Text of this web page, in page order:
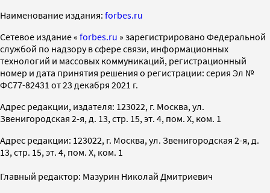
Наименование издания: forbes.ru
Cетевое издание « forbes.ru » зарегистрировано Федеральной
службой по надзору в сфере связи, информационных
технологий и массовых коммуникаций, регистрационный
номер и дата принятия решения о регистрации: серия Эл №
ФС77-82431 от 23 декабря 2021 г.
Адрес редакции, издателя: 123022, г. Москва, ул.
Звенигородская 2-я, д. 13, стр. 15, эт. 4, пом. X, ком. 1
Адрес редакции: 123022, г. Москва, ул. Звенигородская 2-я, д.
13, стр. 15, эт. 4, пом. X, ком. 1
Главный редактор: Мазурин Николай Дмитриевич